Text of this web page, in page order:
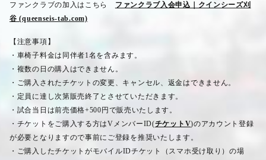
ファンクラブの加入はこちら ファンクラブ入会申込｜クインシーズ刈
谷 (queenseis-tab.com)
【注意事項】
・車椅子料金は同伴者1名を含みます。
・複数の日の購入はできません。
・ご購入されたチケットの変更、キャンセル、返金はできません。
・定員に達し次第販売終了とさせていただきます。
・試合当日は前売価格+500 円で販売いたします。
・チケットをご購入する方はV メンバーID(チケットV)のアカウント登録
が必要となりますので事前にご登録を推奨いたします。
・ご購入したチケットがモバイルIDチケット（スマホ受け取り）の場